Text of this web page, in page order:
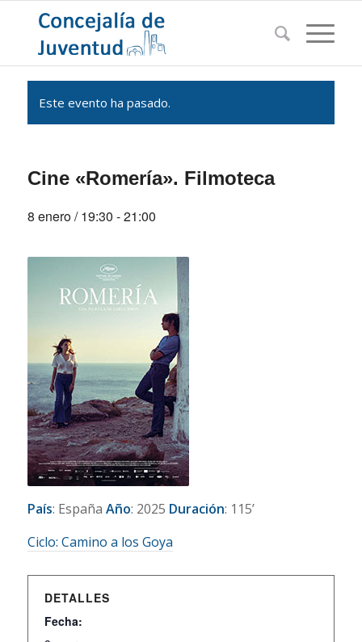
Este evento ha pasado.
Cine «Romería». Filmoteca
8 enero / 19:30 -21:00
País: España Año: 2025 Duración: 115’
Ciclo: Camino a los Goya
DETALLES
Fecha: